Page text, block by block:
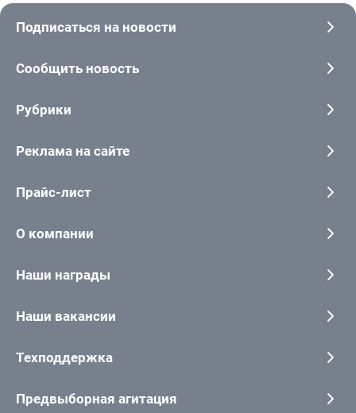
Подписаться на новости
Сообщить новость
Рубрики
Реклама на сайте
Прайс-лист
О компании
Наши награды
Наши вакансии
Техподдержка
Предвыборная агитация